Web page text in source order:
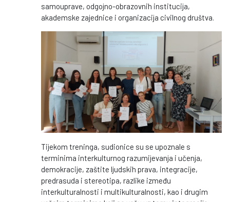
samouprave, odgojno-obrazovnih institucija,
akademske zajednice i organizacija civilnog društva.
Tijekom treninga, sudionice su se upoznale s
terminima interkulturnog razumijevanja i učenja,
demokracije, zaštite ljudskih prava, integracije,
predrasuda i stereotipa, razlike između
interkulturalnosti i multikulturalnosti, kao i drugim